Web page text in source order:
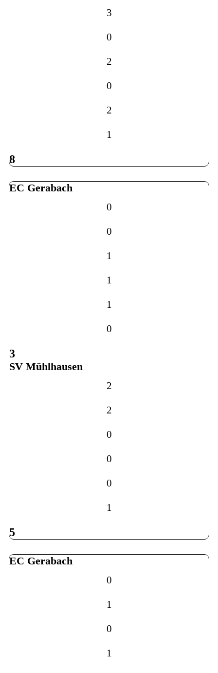
3
0
2
0
2
1
8
EC Gerabach
0
0
1
1
1
0
3
SV Mühlhausen
2
2
0
0
0
1
5
EC Gerabach
0
1
0
1